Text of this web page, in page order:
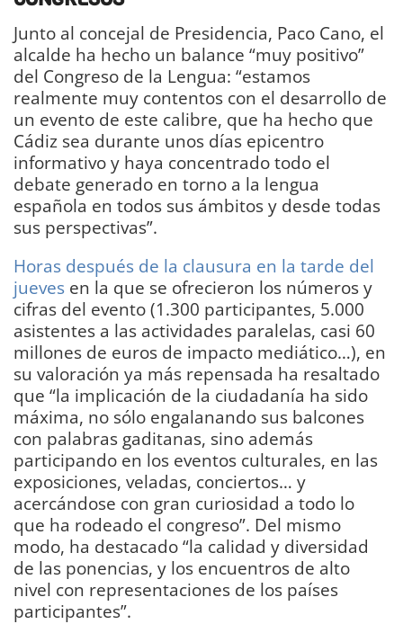
Junto al concejal de Presidencia, Paco Cano, el
alcalde ha hecho un balance “muy positivo”
del Congreso de la Lengua: “estamos
realmente muy contentos con el desarrollo de
un evento de este calibre, que ha hecho que
Cádiz sea durante unos días epicentro
informativo y haya concentrado todo el
debate generado en torno a la lengua
española en todos sus ámbitos y desde todas
sus perspectivas”.
Horas después de la clausura en la tarde del
jueves en la que se ofrecieron los números y
cifras del evento (1.300 participantes, 5.000
asistentes a las actividades paralelas, casi 60
millones de euros de impacto mediático…), en
su valoración ya más repensada ha resaltado
que “la implicación de la ciudadanía ha sido
máxima, no sólo engalanando sus balcones
con palabras gaditanas, sino además
participando en los eventos culturales, en las
exposiciones, veladas, conciertos… y
acercándose con gran curiosidad a todo lo
que ha rodeado el congreso”. Del mismo
modo, ha destacado “la calidad y diversidad
de las ponencias, y los encuentros de alto
nivel con representaciones de los países
participantes”.